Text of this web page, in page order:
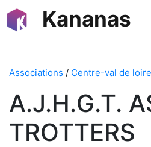
Kananas
Associations / Centre-val de loire
A.J.H.G.T.
TROTTERS